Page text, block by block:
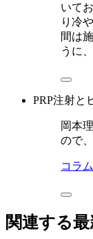
いて
り冷
間は
うに
PRP注射と
岡本
ので
コラ
関連する